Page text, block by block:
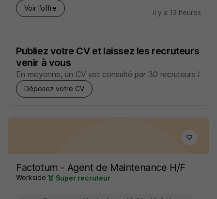
Voir l’offre
il y a 13 heures
Publiez votre CV et laissez les recruteurs
venir à vous
En moyenne, un CV est consulté par 30 recruteurs !
Déposez votre CV
Factotum - Agent de Maintenance H/F
Workside Super recruteur